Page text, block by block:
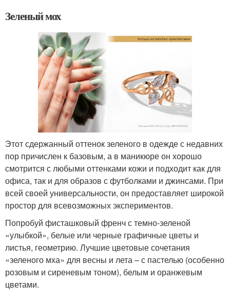
Зеленый мох
Этот сдержанный оттенок зеленого в одежде с недавних
пор причислен к базовым, а в маникюре он хорошо
смотрится с любыми оттенками кожи и подходит как для
офиса, так и для образов с футболками и джинсами. При
всей своей универсальности, он предоставляет широкой
простор для всевозможных экспериментов.
Попробуй фисташковый френч с темно-зеленой
«улыбкой», белые или черные графичные цветы и
листья, геометрию. Лучшие цветовые сочетания
«зеленого мха» для весны и лета – с пастелью (особенно
розовым и сиреневым тоном), белым и оранжевым
цветами.